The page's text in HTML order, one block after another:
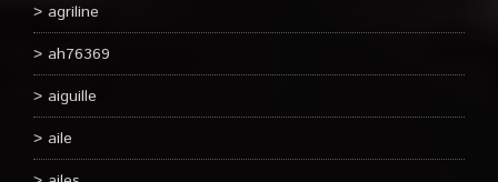
agriline
ah76369
aiguille
aile